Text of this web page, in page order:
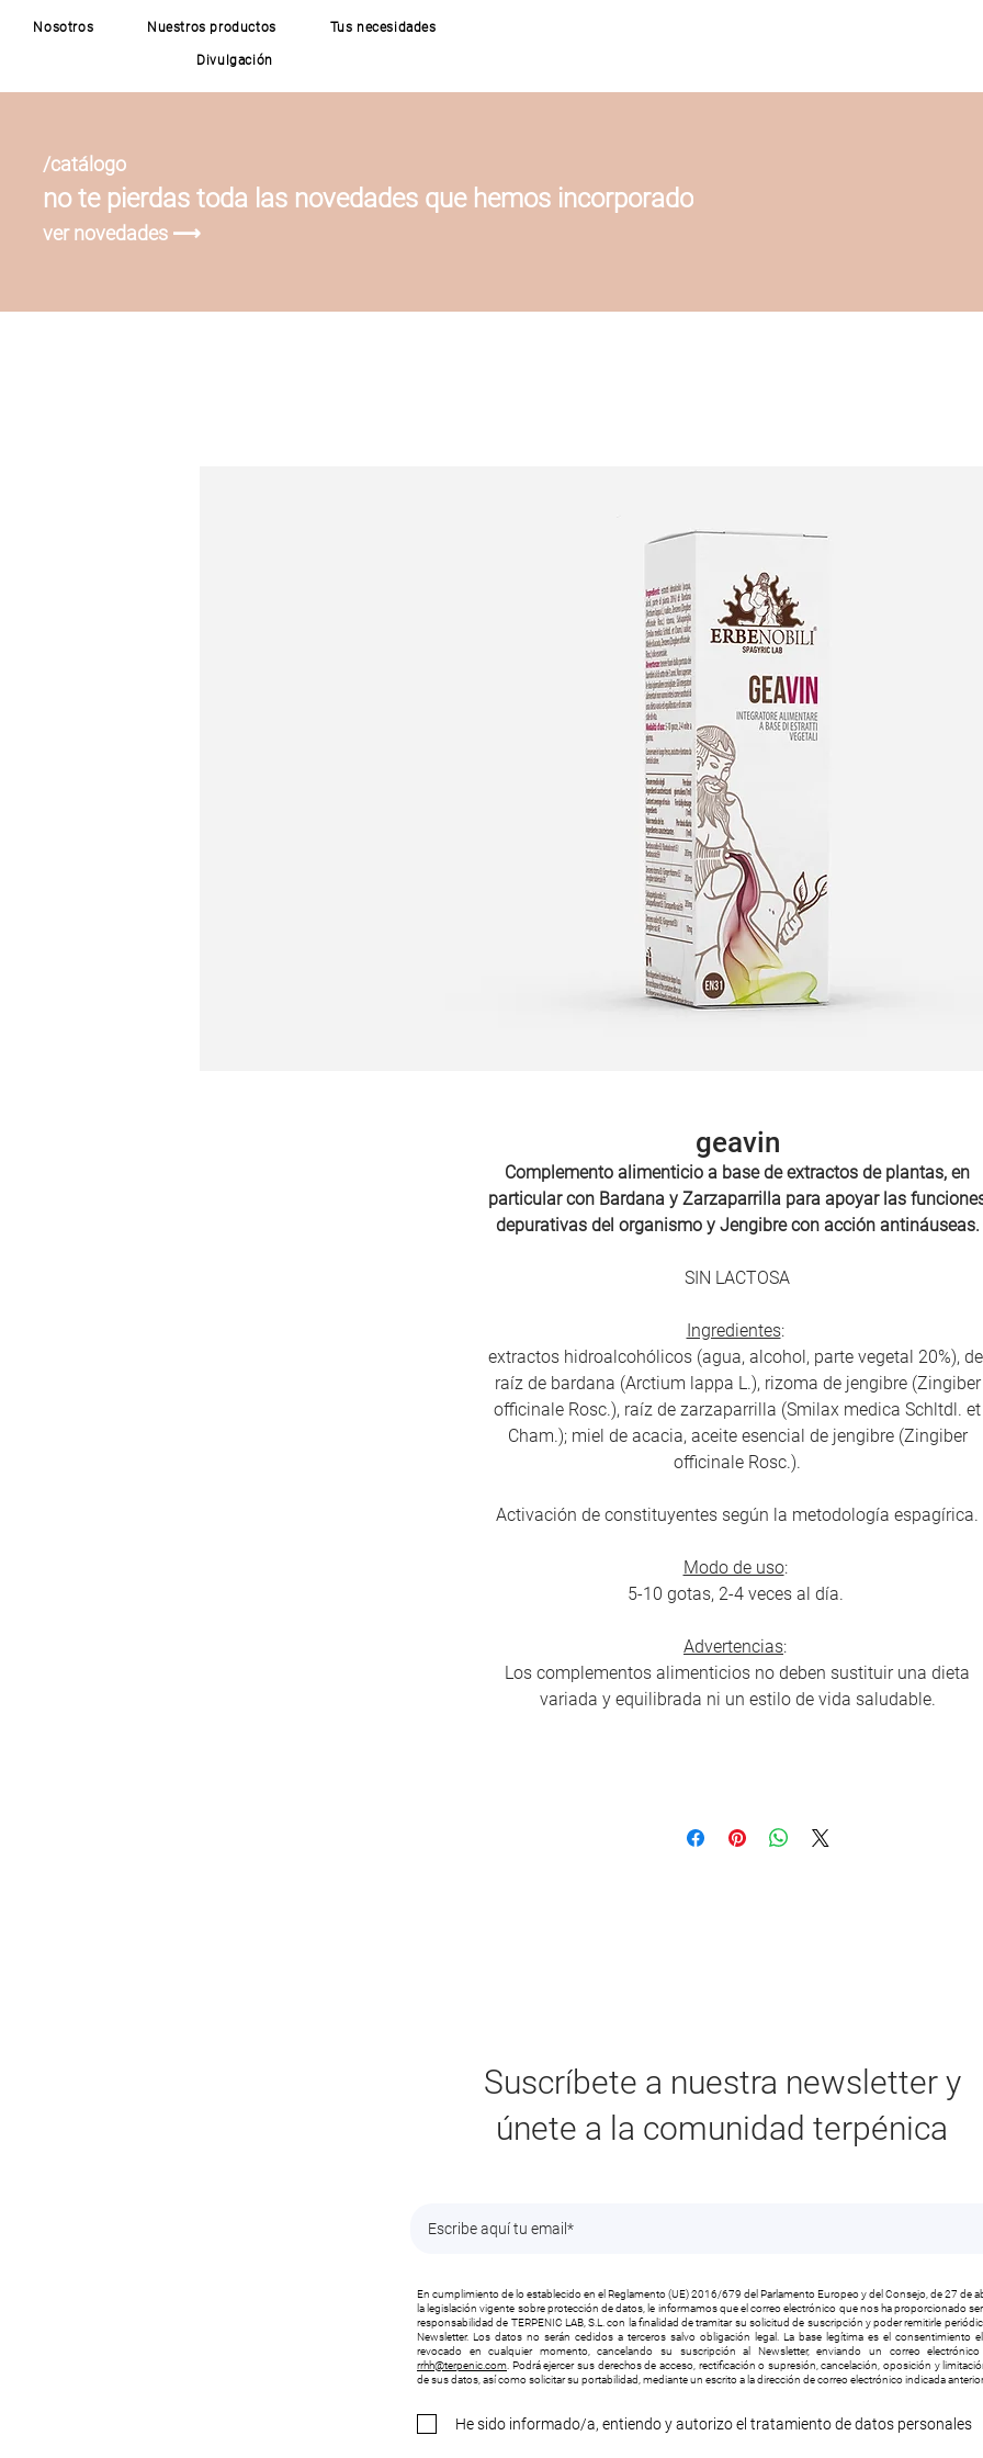
Nosotros Nuestros productos Tus necesidades
Divulgación
/catálogo
no te pierdas toda las novedades que hemos incorporado
ver novedades ⟶
geavin
Complemento alimenticio a base de extractos de plantas, en
particular con Bardana y Zarzaparrilla para apoyar las
depurativas del organismo y Jengibre con acción antináuseas.
SIN LACTOSA
Ingredientes:
extractos hidroalcohólicos (agua, alcohol, parte vegetal 20%),
raíz de bardana (Arctium lappa L.), rizoma de jengibre (Zingiber
officinale Rosc.), raíz de zarzaparrilla (Smilax medica Schltdl. et
Cham.); miel de acacia, aceite esencial de jengibre (Zingiber
officinale Rosc.).
Activación de constituyentes según la metodología espagírica.
Modo de uso:
5-10 gotas, 2-4 veces al día.
Advertencias:
Los complementos alimenticios no deben sustituir una dieta
variada y equilibrada ni un estilo de vida saludable.
Suscríbete a nuestra newsletter y
únete a la comunidad terpénica
En cumplimiento de lo establecido en el Reglamento (UE) 2016/679 del Parlamento Europeo y del Consejo, de 27 de
la legislación vigente sobre protección de datos, le informamos que el correo electrónico que nos ha proporcionado
responsabilidad de TERPENIC LAB, S.L. con la finalidad de tramitar su solicitud de suscripción y poder remitirle
Newsletter. Los datos no serán cedidos a terceros salvo obligación legal. La base legítima es el consentimiento
revocado en cualquier momento, cancelando su suscripción al Newsletter, enviando un correo
rrhh@terpenic.com . Podrá ejercer sus derechos de acceso, rectificación o supresión, cancelación, oposición y
de sus datos, así como solicitar su portabilidad, mediante un escrito a la dirección de correo electrónico indicada
He sido informado/a, entiendo y autorizo el tratamiento de datos personales